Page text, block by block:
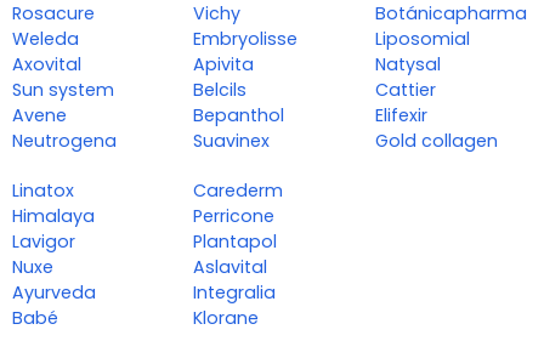
Rosacure
Weleda
Axovital
Sun system
Avene
Neutrogena
Vichy
Embryolisse
Apivita
Belcils
Bepanthol
Suavinex
Botánicapharma
Liposomial
Natysal
Cattier
Elifexir
Gold collagen
Linatox
Himalaya
Lavigor
Nuxe
Ayurveda
Babé
Carederm
Perricone
Plantapol
Aslavital
Integralia
Klorane